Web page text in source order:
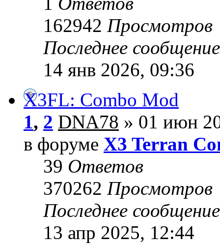
162942 Просмотров
Последнее
14 янв 2026, 09:36
X3FL: Combo Mod
1, 2 DNA78 » 01 июн
в форуме X3 Terran
39 Ответов
370262 Просмотров
Последнее
13 апр 2025, 12:44